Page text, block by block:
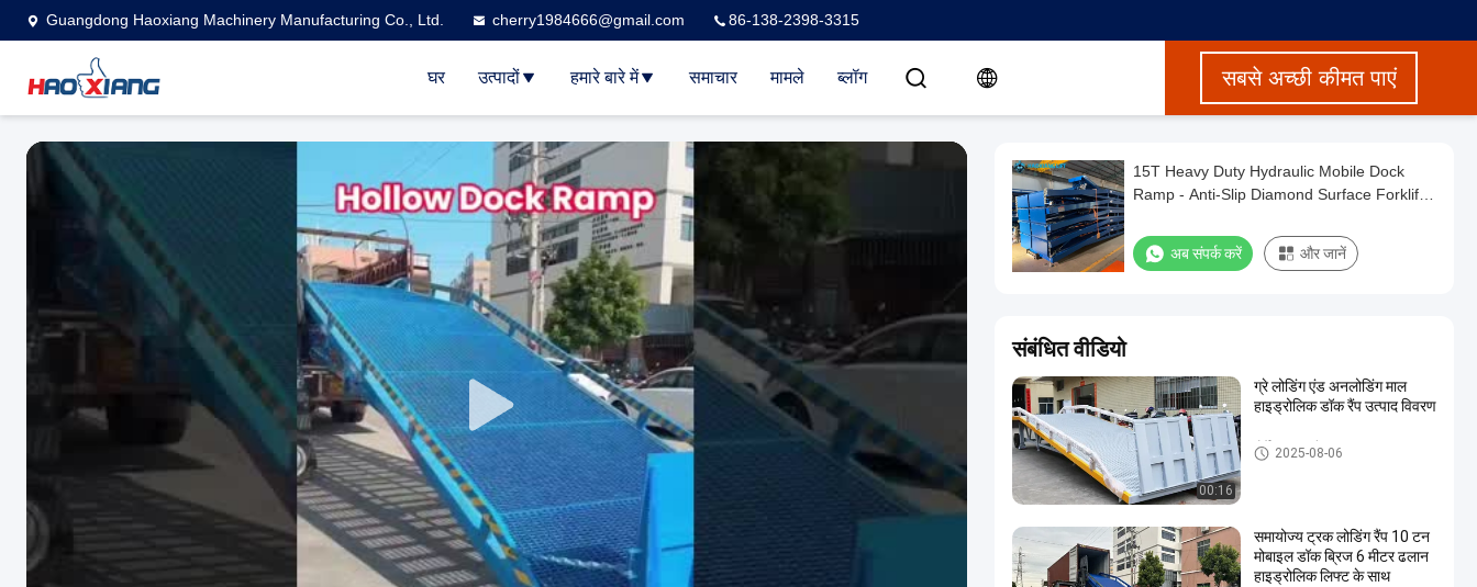
Guangdong Haoxiang Machinery Manufacturing Co., Ltd. cherry1984666@gmail.com 86-138-2398-3315
घर उत्पादों हमारे बारे में समाचार मामले ब्लॉग सबसे अच्छी कीमत पाएं
15T Heavy Duty Hydraulic Mobile Dock
Ramp - Anti-Slip Diamond Surface Forklift
अब संपर्क करें और जानें
संबंधित वीडियो
00:16
ग्रे लोडिंग एंड अनलोडिंग माल
हाइड्रोलिक डॉक रैंप उत्पाद विवरण
पोर्टेबल डॉक रैंप
2025-08-06
समायोज्य ट्रक लोडिंग रैंप 10 टन
मोबाइल डॉक ब्रिज 6 मीटर ढलान
हाइड्रोलिक लिफ्ट के साथ